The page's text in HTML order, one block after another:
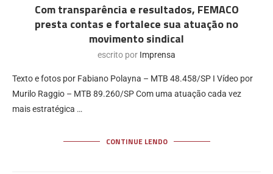
Com transparência e resultados, FEMACO
presta contas e fortalece sua atuação no
movimento sindical
escrito por Imprensa
Texto e fotos por Fabiano Polayna – MTB 48.458/SP I Vídeo por
Murilo Raggio – MTB 89.260/SP Com uma atuação cada vez
mais estratégica …
CONTINUE LENDO